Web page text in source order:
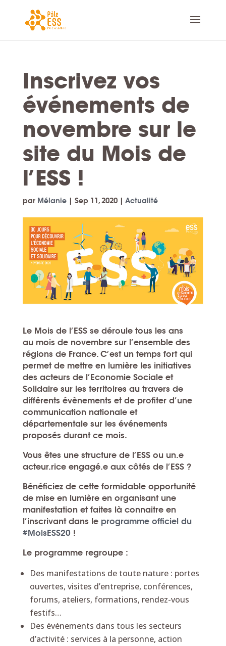
Inscrivez vos
événements de
novembre sur le
site du Mois de
l’ESS !
par Mélanie| Sep 11, 2020| Actualité
Le Mois de l’ESS se déroule tous les ans
au mois de novembre sur l’ensemble des
régions de France. C’est un temps fort qui
permet de mettre en lumière les initiatives
des acteurs de l’Economie Sociale et
Solidaire sur les territoires au travers de
différents évènements et de profiter d’une
communication nationale et
départementale sur les événements
proposés durant ce mois.
Vous êtes une structure de l’ESS ou un.e
acteur.rice engagé.e aux côtés de l’ESS ?
Bénéficiez de cette formidable opportunité
de mise en lumière en organisant une
manifestation et faites là connaitre en
l’inscrivant dans le programme officiel du
#MoisESS20 !
Le programme regroupe :
Des manifestations de toute nature : portes
ouvertes, visites d’entreprise, conférences,
forums, ateliers, formations, rendez-vous
festifs…
Des événements dans tous les secteurs
d’activité : services à la personne, action